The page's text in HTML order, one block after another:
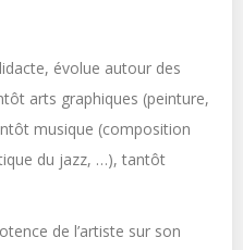
évolue autour des
arts graphiques (peinture,
musique (composition
du jazz, …), tantôt
de l’artiste sur son